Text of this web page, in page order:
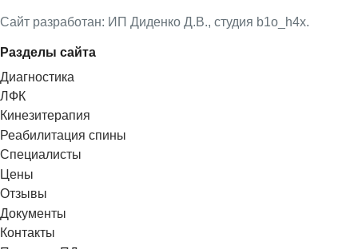
Сайт разработан: ИП Диденко Д.В., студия b1o_h4x.
Разделы сайта
Диагностика
ЛФК
Кинезитерапия
Реабилитация спины
Специалисты
Цены
Отзывы
Документы
Контакты